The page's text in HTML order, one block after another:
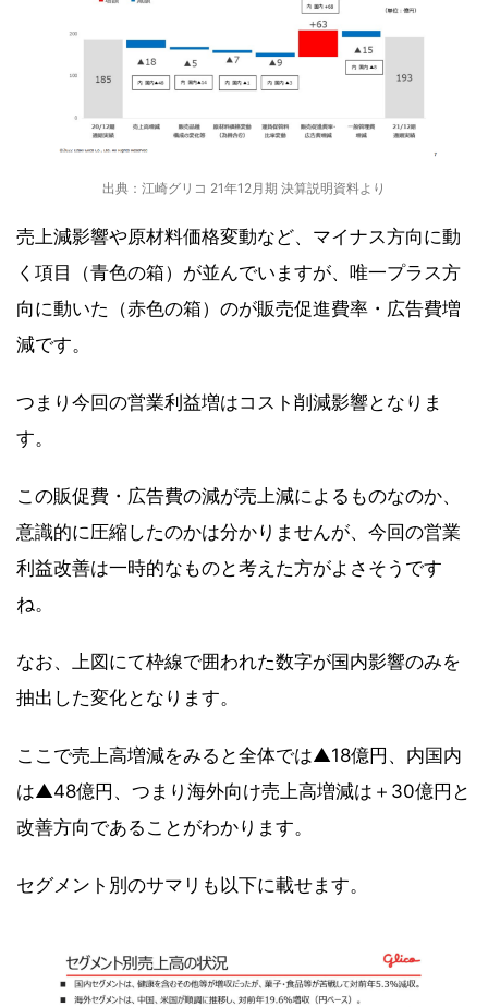
出典：江崎グリコ 21年12月期 決算説明資料より
売上減影響や原材料価格変動など、マイナス方向に動
く項目（青色の箱）が並んでいますが、唯一プラス方
向に動いた（赤色の箱）のが販売促進費率・広告費増
減です。
つまり今回の営業利益増はコスト削減影響となりま
す。
この販促費・広告費の減が売上減によるものなのか、
意識的に圧縮したのかは分かりませんが、今回の営業
利益改善は一時的なものと考えた方がよさそうです
ね。
なお、上図にて枠線で囲われた数字が国内影響のみを
抽出した変化となります。
ここで売上高増減をみると全体では▲18億円、内国内
は▲48億円、つまり海外向け売上高増減は＋30億円と
改善方向であることがわかります。
セグメント別のサマリも以下に載せます。